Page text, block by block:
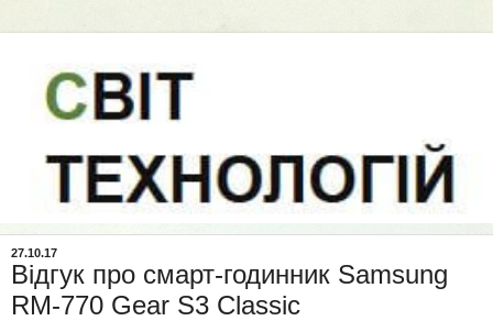
27.10.17
Відгук про смарт-годинник Samsung
RM-770 Gear S3 Classic